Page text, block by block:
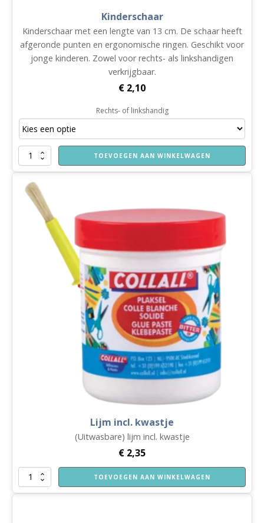
Kinderschaar
Kinderschaar met een lengte van 13 cm. De schaar heeft
afgeronde punten en ergonomische ringen. Geschikt voor
jonge kinderen. Zowel voor rechts- als linkshandigen
verkrijgbaar.
€ 2,10
Rechts- of linkshandig
Kinderschaar
aantal
TOEVOEGEN AAN WINKELWAGEN
Lijm incl. kwastje
(Uitwasbare) lijm incl. kwastje
€ 2,35
Lijm
incl.
TOEVOEGEN AAN WINKELWAGEN